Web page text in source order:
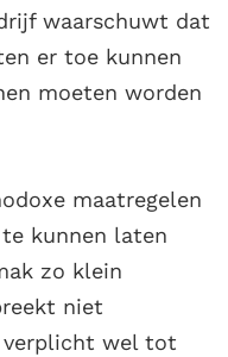
waarschuwt dat
er toe kunnen
moeten worden
maatregelen
kunnen laten
zo klein
niet
verplicht wel tot